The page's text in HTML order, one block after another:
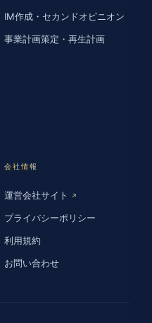
IM作成・セカンドオピニオン
事業計画策定・再生計画
会社情報
運営会社サイト ↗
プライバシーポリシー
利用規約
お問い合わせ